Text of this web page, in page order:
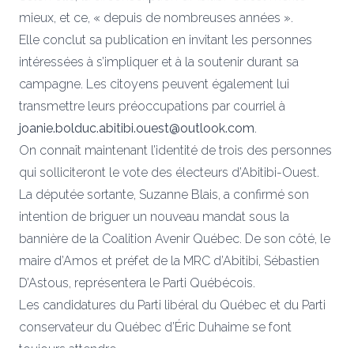
mieux, et ce, « depuis de nombreuses années ».
Elle conclut sa publication en invitant les personnes
intéressées à s’impliquer et à la soutenir durant sa
campagne. Les citoyens peuvent également lui
transmettre leurs préoccupations par courriel à
joanie.bolduc.abitibi.ouest@outlook.com.
On connaît maintenant l’identité de trois des personnes
qui solliciteront le vote des électeurs d’Abitibi-Ouest.
La députée sortante, Suzanne Blais, a confirmé son
intention de briguer un nouveau mandat sous la
bannière de la Coalition Avenir Québec. De son côté, le
maire d’Amos et préfet de la MRC d’Abitibi, Sébastien
D’Astous, représentera le Parti Québécois.
Les candidatures du Parti libéral du Québec et du Parti
conservateur du Québec d’Éric Duhaime se font